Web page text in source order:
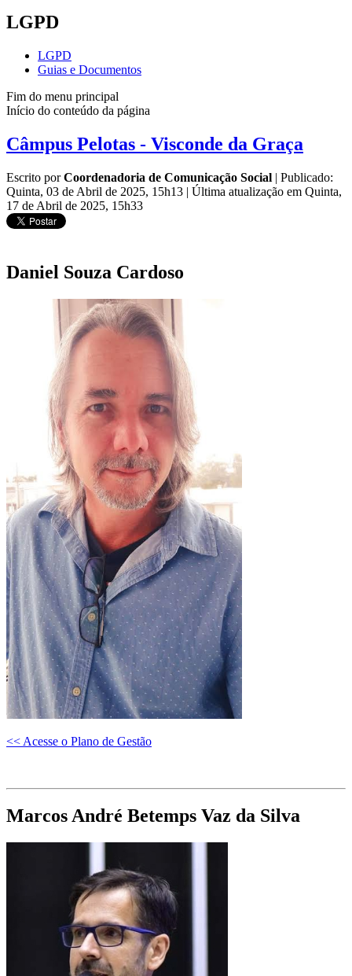
LGPD
LGPD
Guias e Documentos
Fim do menu principal
Início do conteúdo da página
Câmpus Pelotas - Visconde da Graça
Escrito porCoordenadoria de Comunicação Social | Publicado:
Quinta, 03 de Abril de 2025, 15h13 | Última atualização em Quinta,
17 de Abril de 2025, 15h33
Daniel Souza Cardoso
<< Acesse o Plano de Gestão
Marcos André Betemps Vaz da Silva